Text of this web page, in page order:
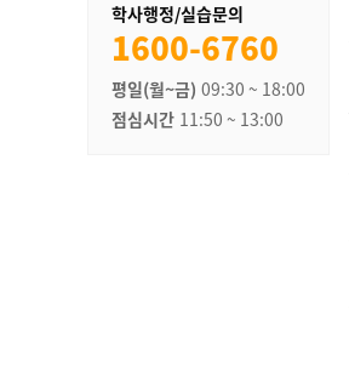
학사행정/실습문의
1600-6760
평일(월~금) 09:30 ~ 18:00
점심시간 11:50 ~ 13:00